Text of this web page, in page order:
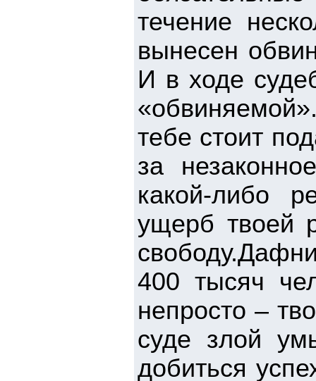
течение
вынесен
И в ходе
тебе стоит
за
какой-либо
ущерб твоей
400 тысяч
непросто –
суде злой
добиться